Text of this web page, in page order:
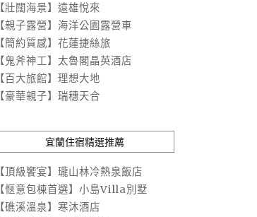
【壯闊海景】遠雄悅來
【親子露營】海洋公園露營車
【簡約質感】花蓮捷絲旅
【鬼斧神工】太魯閣晶英酒店
【百大旅館】理想大地
【豪華親子】瑞穗天合
宜蘭住宿精選推薦
【頂級饗宴】瓏山林冷熱泉飯店
【愜意包棟首選】小島Villa別墅
【礁溪溫泉】寒沐酒店